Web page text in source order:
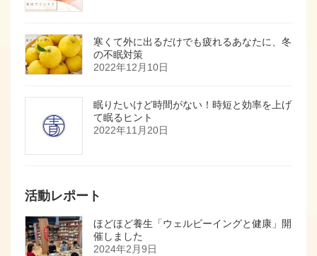
寒くて外に出るだけでも疲れるあなたに、冬
の不眠対策
2022年12月10日
眠りたいけど時間がない！時短と効率を上げ
て眠るヒント
2022年11月20日
活動レポート
ほどほど養生「ウェルビーイングと健康」開
催しました
2024年2月9日